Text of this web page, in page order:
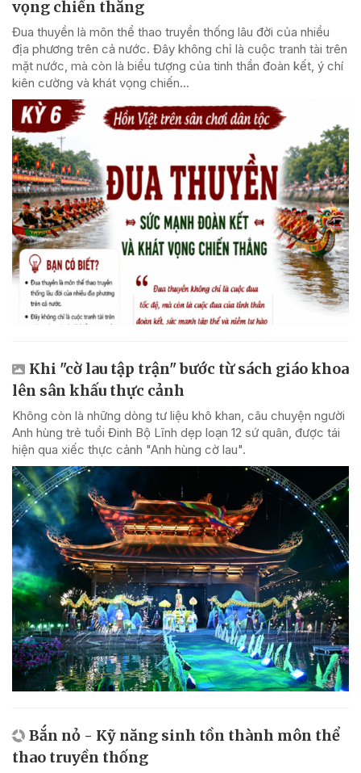
vọng chiến thắng
Đua thuyền là môn thể thao truyền thống lâu đời của nhiều
địa phương trên cả nước. Đây không chỉ là cuộc tranh tài trên
mặt nước, mà còn là biểu tượng của tinh thần đoàn kết, ý chí
kiên cường và khát vọng chiến...
Khi "cờ lau tập trận" bước từ sách giáo khoa
lên sân khấu thực cảnh
Không còn là những dòng tư liệu khô khan, câu chuyện người
Anh hùng trẻ tuổi Đinh Bộ Lĩnh dẹp loạn 12 sứ quân, được tái
hiện qua xiếc thực cảnh "Anh hùng cờ lau".
Bắn nỏ - Kỹ năng sinh tồn thành môn thể
thao truyền thống